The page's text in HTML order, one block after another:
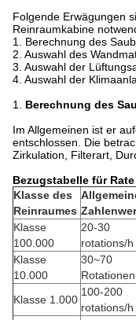
Folgende Erwägungen
Reinraumkabine
1. Berechnung des
2. Auswahl des
3. Auswahl der
4. Auswahl der
1. Berechnung des
Im Allgemeinen ist er
entschlossen. Die
Zirkulation, Filterart,
Bezugstabelle für
Klasse des
Reinraumes
Klasse
100.000
20-30
rotations/h
Klasse
10.000
30~70
Klasse 1.000
100-200
rotations/h